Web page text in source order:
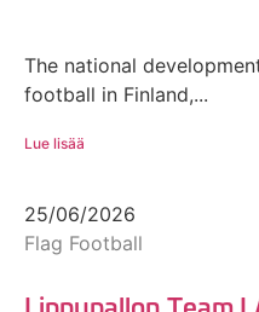
The national
football in Finland,...
Lue lisää
25/06/2026
Flag Football